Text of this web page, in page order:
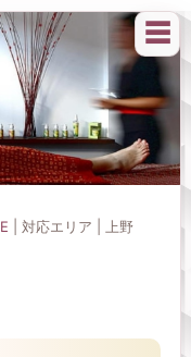
☰
| 対応エリア | 上野